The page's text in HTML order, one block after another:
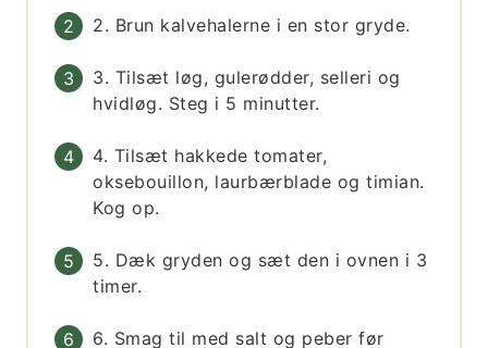
2. Brun kalvehalerne i en stor gryde.
3. Tilsæt løg, gulerødder, selleri og
hvidløg. Steg i 5 minutter.
4. Tilsæt hakkede tomater,
oksebouillon, laurbærblade og timian.
Kog op.
5. Dæk gryden og sæt den i ovnen i 3
timer.
6. Smag til med salt og peber før